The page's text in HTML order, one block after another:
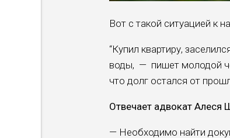
Вот с такой ситуацией к
“Купил квартиру,
воды, — пишет молодой
что долг остался от
Отвечает адвокат Алеся
— Необходимо найти